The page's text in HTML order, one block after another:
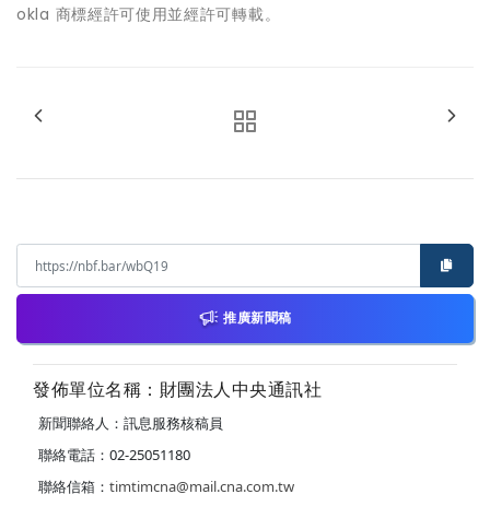
okla 商標經許可使用並經許可轉載。
推廣新聞稿
發佈單位名稱：財團法人中央通訊社
新聞聯絡人：訊息服務核稿員
聯絡電話：02-25051180
聯絡信箱： timtimcna@mail.cna.com.tw